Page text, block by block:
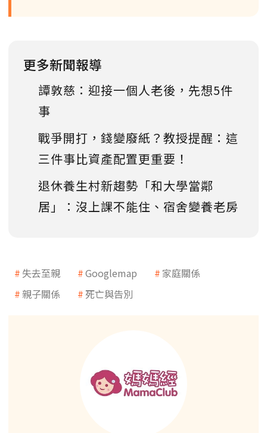
更多新聞報導
譚敦慈：迎接一個人老後，先想5件
事
戰爭開打，錢變廢紙？教授提醒：這
三件事比資產配置更重要！
退休養生村新趨勢「和大學當鄰
居」：沒上課不能住、宿舍變養老房
失去至親 Googlemap
家庭關係
親子關係
死亡與告別